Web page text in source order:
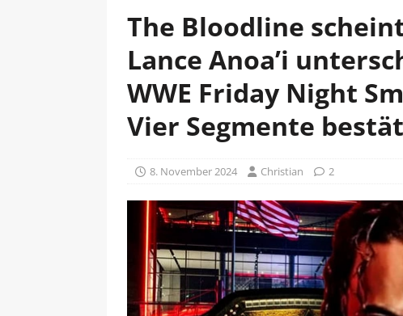
The Bloodline
Lance Anoa’i
WWE Friday Night
Vier Segmente
8. November 2024 Christian 2